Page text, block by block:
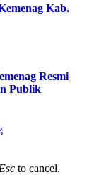
Kab.
Resmi
Publik
to cancel.